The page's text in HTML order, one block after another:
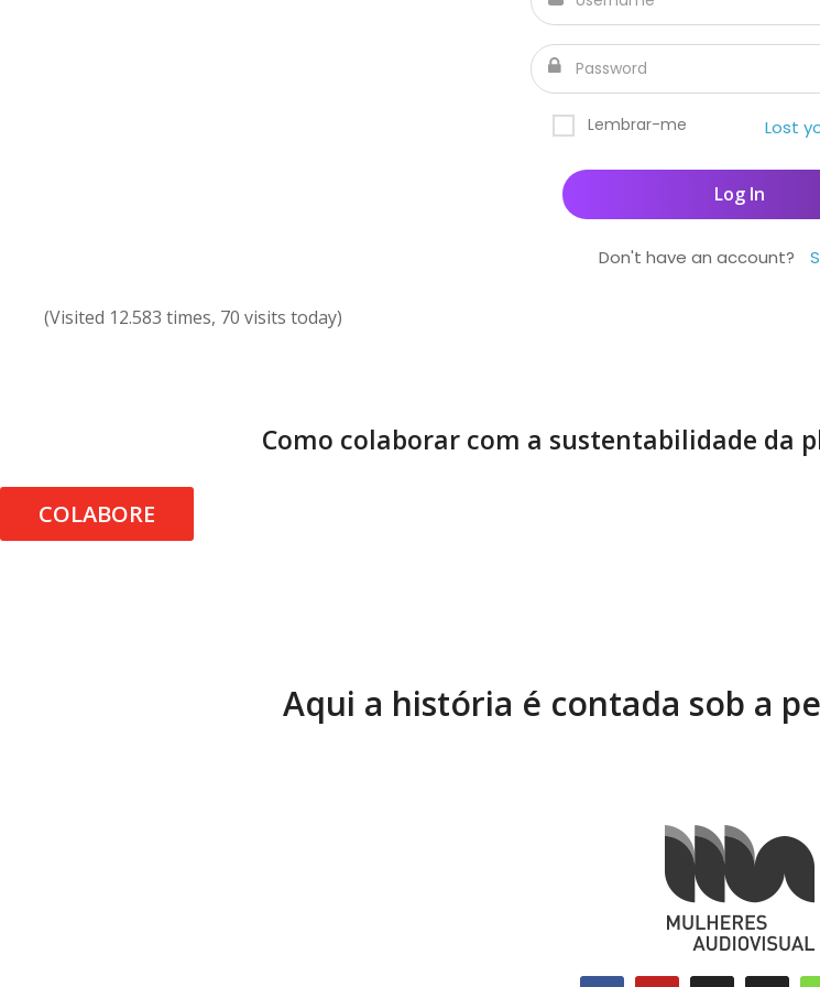
Lembrar-me Lost
Don't have an account?
(Visited 12.583 times, 70 visits today)
Como colaborar com a sustentabilidade da
COLABORE
Aqui a história é contada sob a